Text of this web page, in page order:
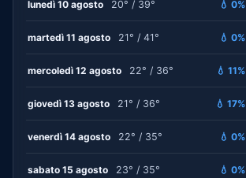
lunedì 10 agosto 20° / 39° 💧 0%
martedì 11 agosto 21° / 41° 💧 0%
mercoledì 12 agosto 22° / 36° 💧 11%
giovedì 13 agosto 21° / 36° 💧 17%
venerdì 14 agosto 22° / 35° 💧 0%
sabato 15 agosto 23° / 35° 💧 0%